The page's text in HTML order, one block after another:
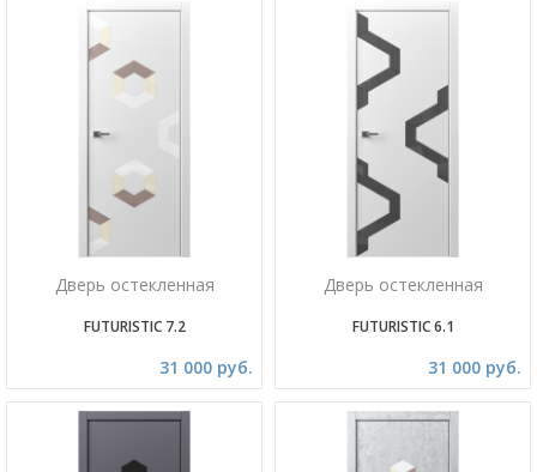
Дверь остекленная
FUTURISTIC 7.2
31 000 руб.
Дверь остекленная
FUTURISTIC 6.1
31 000 руб.